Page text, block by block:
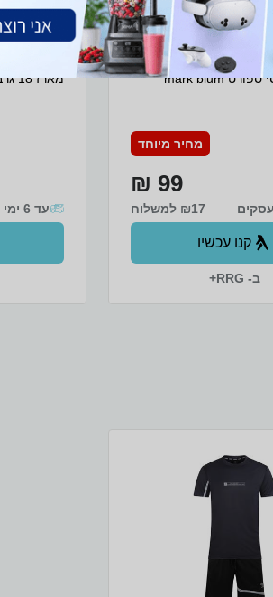
מחיר מיוחד
99 ₪
₪17 למשלוח
קנו עכשיו
ב- RRG+
מארז 18 גרבי ספורט mark blum
מארז 18 גרבי ספורט mark blum
עד 6 ימי עסקים